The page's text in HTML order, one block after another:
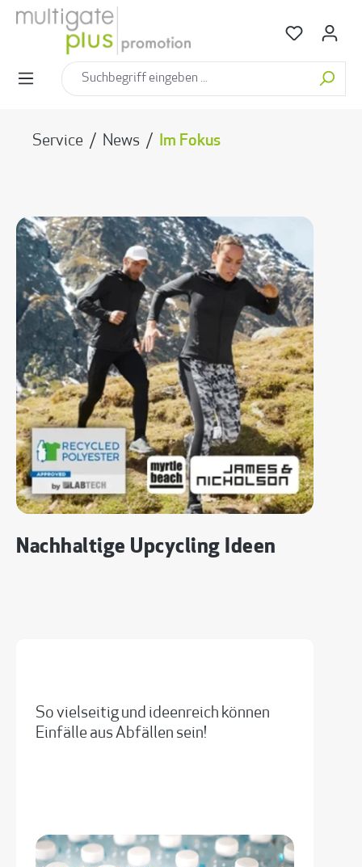
springen
Service / News / Im Fokus
Nachhaltige Upcycling Ideen
So vielseitig und ideenreich können
Einfälle aus Abfällen sein!